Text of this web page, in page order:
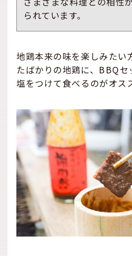
られています。
地鶏本来の味を楽しみたい
たばかりの地鶏に、BBQセ
塩をつけて食べるのがオス